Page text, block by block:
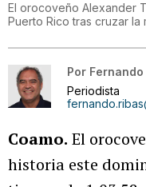
El orocoveño Alexander
Puerto Rico tras cruzar la
Por Fernando
Periodista
Coamo. El
historia este